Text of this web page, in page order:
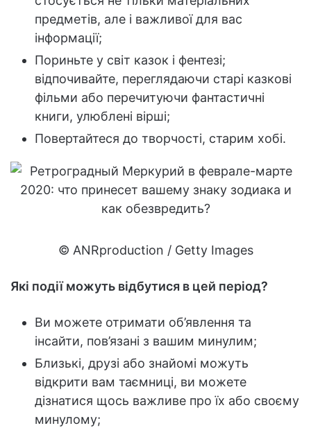
предметів, але і важливої для вас
інформації;
Пориньте у світ казок і фентезі;
відпочивайте, переглядаючи старі казкові
фільми або перечитуючи фантастичні
книги, улюблені вірші;
Повертайтеся до творчості, старим хобі.
© ANRproduction / Getty Images
Які події можуть відбутися в цей період?
Ви можете отримати об’явлення та
інсайти, пов’язані з вашим минулим;
Близькі, друзі або знайомі можуть
відкрити вам таємниці, ви можете
дізнатися щось важливе про їх або своєму
минулому;